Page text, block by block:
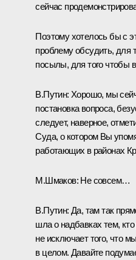
сейчас
Поэтому хотелось бы с
проблему обсудить, для
посылы, для того чтобы
В.Путин: Хорошо, мы
постановка вопроса,
следует, наверное,
Суда, о котором Вы
работающих в районах
М.Шмаков: Не совсем…
В.Путин: Да, там так
шла о надбавках тем,
не исключает того, что
в целом. Давайте